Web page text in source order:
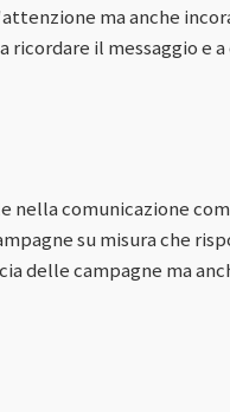
ma anche
il messaggio e
comunicazione
su misura che
delle campagne ma